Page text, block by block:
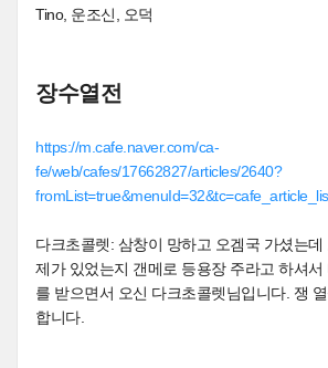
Tino, 운조신, 오덕
장수열전
https://m.cafe.naver.com/ca-
fe/web/cafes/17662827/articles/2640?
다크초콜렛: 삼창이 망하고 오겜국 가셨는
제가 있었는지 갠메로 등용장 주라고 하셔서
를 받으면서 오신 다크초콜렛님입니다. 쟁
합니다.